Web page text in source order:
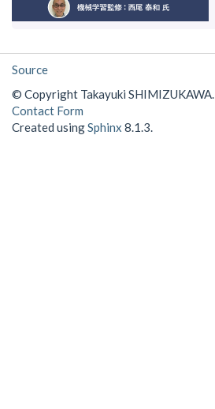
Source
© Copyright Takayuki SHIMIZUKAWA.
Contact Form
Created usingSphinx 8.1.3.